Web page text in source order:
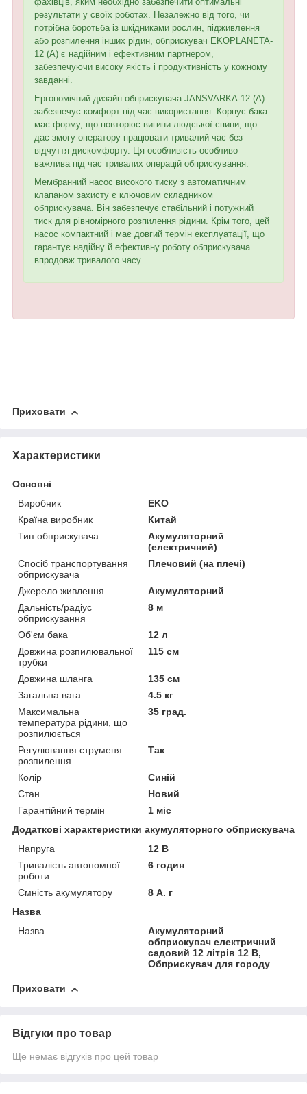
результати у своїх роботах. Незалежно від того, чи
потрібна боротьба із шкідниками рослин, підживлення
або розпилення інших рідин, обприскувач EKOPLANETA-
12 (А) є надійним і ефективним партнером,
забезпечуючи високу якість і продуктивність у кожному
завданні.
Ергономічний дизайн обприскувача JANSVARKA-12 (А)
забезпечує комфорт під час використання. Корпус бака
має форму, що повторює вигини людської спини, що
дає змогу оператору працювати тривалий час без
відчуття дискомфорту. Ця особливість особливо
важлива під час тривалих операцій обприскування.
Мембранний насос високого тиску з автоматичним
клапаном захисту є ключовим складником
обприскувача. Він забезпечує стабільний і потужний
тиск для рівномірного розпилення рідини. Крім того, цей
насос компактний і має довгий термін експлуатації, що
гарантує надійну й ефективну роботу обприскувача
впродовж тривалого часу.
Приховати
Характеристики
Основні
Виробник
EKO
Країна виробник
Китай
Тип обприскувача
Акумуляторний
(електричний)
Спосіб транспортування
обприскувача
Плечовий (на плечі)
Джерело живлення
Акумуляторний
Дальність/радіус
обприскування
8 м
Об'єм бака
12 л
Довжина розпилювальної
трубки
115 см
Довжина шланга
135 см
Загальна вага
4.5 кг
Максимальна
температура рідини, що
розпилюється
35 град.
Регулювання струменя
розпилення
Так
Колір
Синій
Стан
Новий
Гарантійний термін
1 міс
Додаткові характеристики акумуляторного обприскувача
Напруга
12 В
Тривалість автономної
роботи
6 годин
Ємність акумулятору
8 А. г
Назва
Назва
Акумуляторний
обприскувач електричний
садовий 12 літрів 12 В,
Обприскувач для городу
Приховати
Відгуки про товар
Ще немає відгуків про цей товар